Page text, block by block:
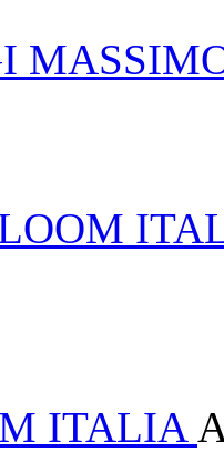
ITALIA